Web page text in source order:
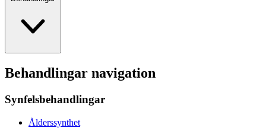
Behandlingar navigation
Synfelsbehandlingar
Ålderssynthet